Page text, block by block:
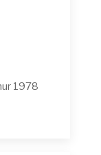
1978